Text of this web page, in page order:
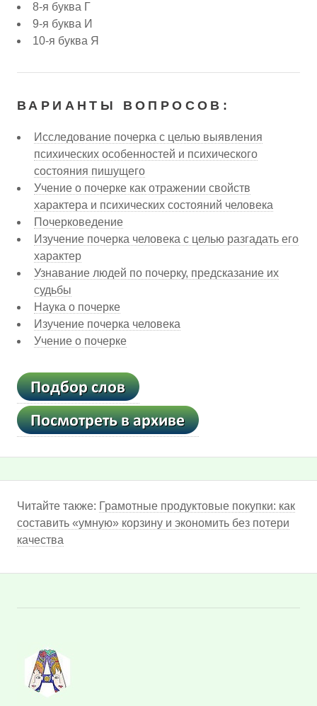
8-я буква Г
9-я буква И
10-я буква Я
ВАРИАНТЫ ВОПРОСОВ:
Исследование почерка с целью выявления
психических особенностей и психического
состояния пишущего
Учение о почерке как отражении свойств
характера и психических состояний человека
Почерковедение
Изучение почерка человека с целью разгадать его
характер
Узнавание людей по почерку, предсказание их
судьбы
Наука о почерке
Изучение почерка человека
Учение о почерке
Читайте также: Грамотные продуктовые покупки: как
составить «умную» корзину и экономить без потери
качества